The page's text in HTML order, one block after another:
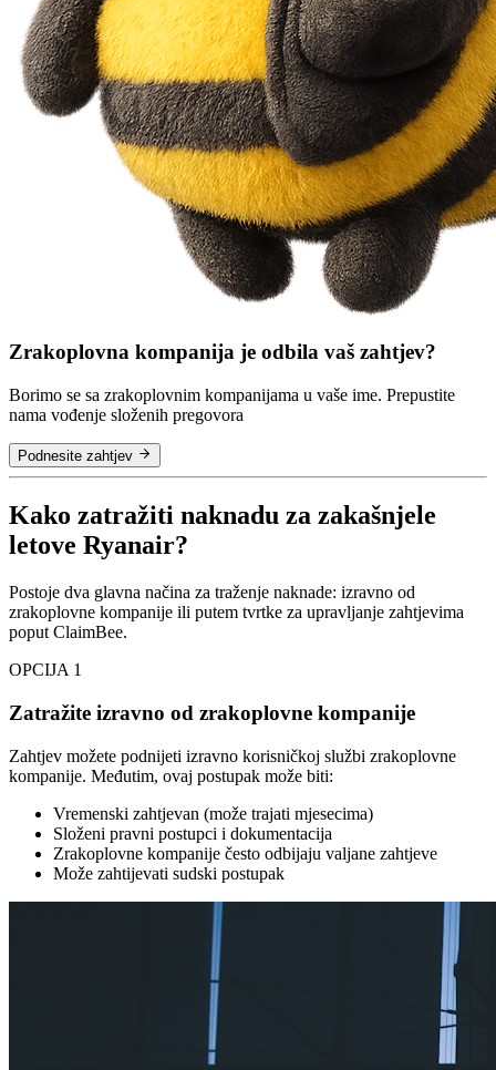
Zrakoplovna kompanija je odbila vaš zahtjev?
Borimo se sa zrakoplovnim kompanijama u vaše ime. Prepustite
nama vođenje složenih pregovora
Podnesite zahtjev
Kako zatražiti naknadu za zakašnjele
letove Ryanair?
Postoje dva glavna načina za traženje naknade: izravno od
zrakoplovne kompanije ili putem tvrtke za upravljanje zahtjevima
poput ClaimBee.
OPCIJA 1
Zatražite izravno od zrakoplovne kompanije
Zahtjev možete podnijeti izravno korisničkoj službi zrakoplovne
kompanije. Međutim, ovaj postupak može biti:
Vremenski zahtjevan (može trajati mjesecima)
Složeni pravni postupci i dokumentacija
Zrakoplovne kompanije često odbijaju valjane zahtjeve
Može zahtijevati sudski postupak